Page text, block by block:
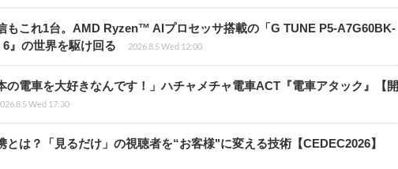
もこれ1台。AMD Ryzen™ AIプロセッサ搭載の「G TUNE P5-A7G60BK-
』の世界を駆け回る
2026.8.5 Wed 12:00
の電車を大好きなんです！」ハチャメチャ電車ACT『電車アタック』【開
Wed 17:30
とは？「見るだけ」の視聴者を“お客様"に変える技術【CEDEC2026】